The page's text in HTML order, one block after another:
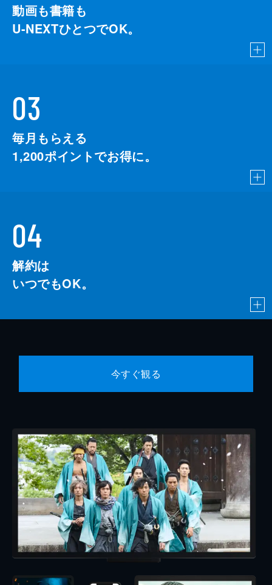
動画も書籍も
U-NEXTひとつでOK。
03
毎月もらえる
1,200ポイントでお得に。
04
解約は
いつでもOK。
今すぐ観る